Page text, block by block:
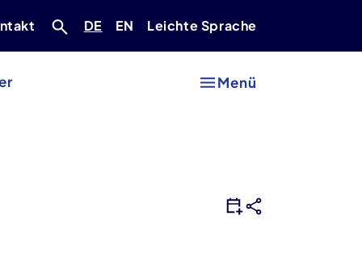
Deutsch
DE Englisch
EN Leichte Sprache
Menü